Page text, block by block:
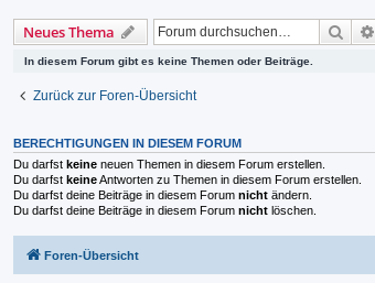
Neues Thema Suche
In diesem Forum gibt es keine Themen oder Beiträge.
Zurück zur Foren-Übersicht
BERECHTIGUNGEN IN DIESEM FORUM
Du darfst keine neuen Themen in diesem Forum erstellen.
Du darfst keineAntworten zu Themen in diesem Forum erstellen.
Du darfst deine Beiträge in diesem Forum nicht ändern.
Du darfst deine Beiträge in diesem Forum nicht löschen.
Foren-Übersicht